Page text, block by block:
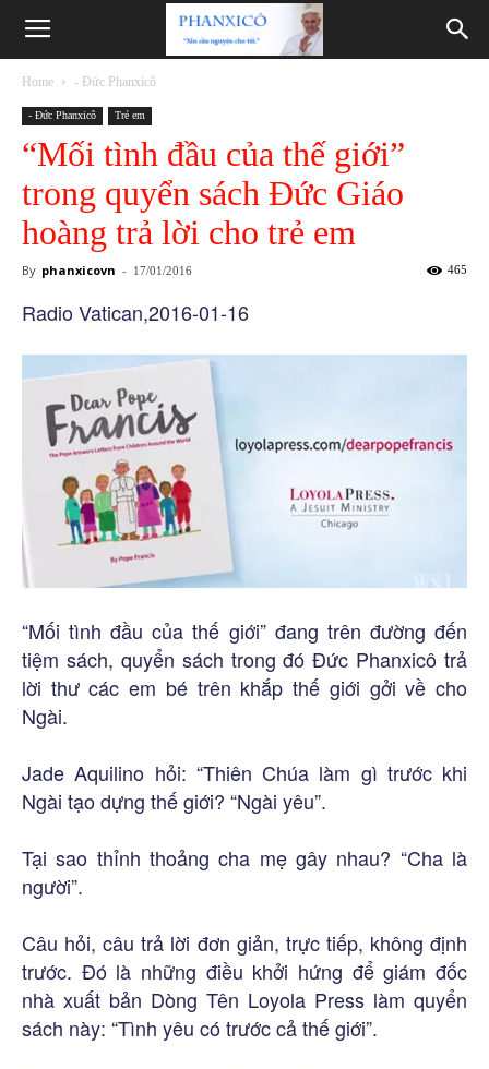
Phanxicô
Home - Đức Phanxicô
- Đức Phanxicô Trẻ em
“Mối tình đầu của thế giới”
trong quyển sách Đức Giáo
hoàng trả lời cho trẻ em
By phanxicovn - 17/01/2016 465
Radio Vatican,2016-01-16
“Mối tình đầu của thế giới” đang trên đường đến
tiệm sách, quyển sách trong đó Đức Phanxicô trả
lời thư các em bé trên khắp thế giới gởi về cho
Ngài.
Jade Aquilino hỏi: “Thiên Chúa làm gì trước khi
Ngài tạo dựng thế giới? “Ngài yêu”.
Tại sao thỉnh thoảng cha mẹ gây nhau? “Cha là
người”.
Câu hỏi, câu trả lời đơn giản, trực tiếp, không định
trước. Đó là những điều khởi hứng để giám đốc
nhà xuất bản Dòng Tên Loyola Press làm quyển
sách này: “Tình yêu có trước cả thế giới”.